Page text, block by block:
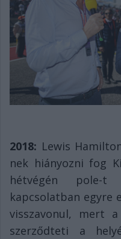
2018: Lewis
nek hiányozni fog
hétvégén pole-
kapcsolatban egyre
visszavonul, mert
szerződteti a